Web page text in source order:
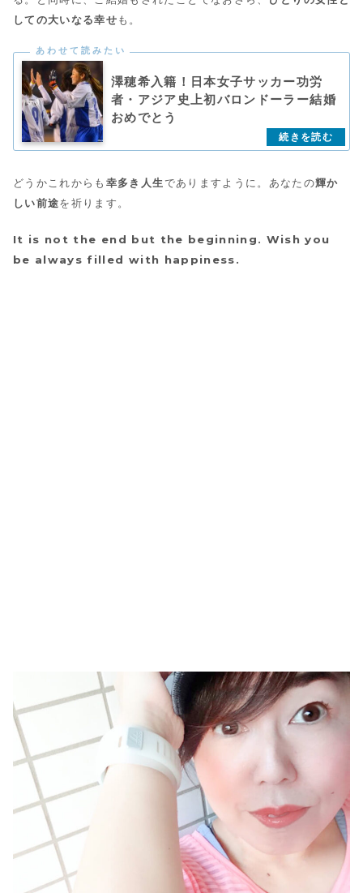
しての大いなる幸せも。
澤穂希入籍！日本女子サッカー功労
者・アジア史上初バロンドーラー結婚
おめでとう
どうかこれからも 幸多き人生でありますように。あなたの輝か
しい前途を祈ります。
It is not the end but the beginning. Wish you
be always filled with happiness.